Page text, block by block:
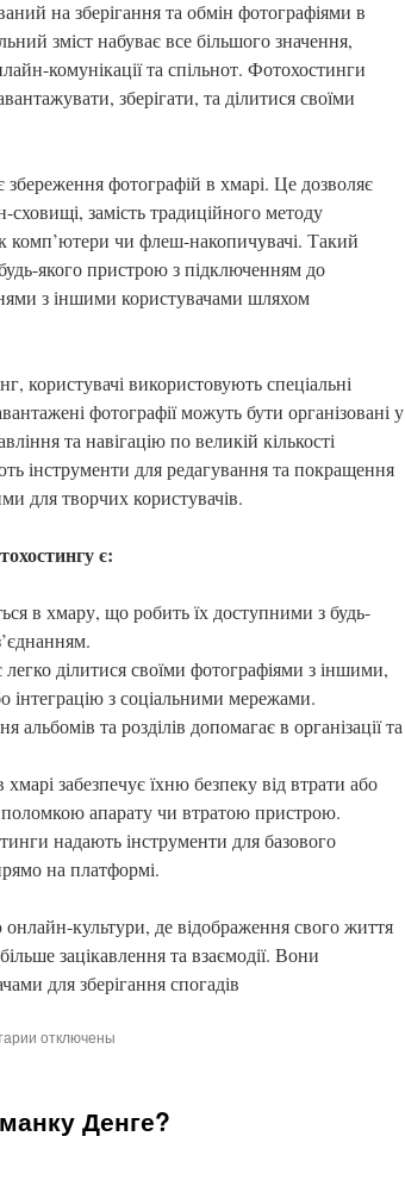
на зберігання та обмін фотографіями в
зміст набуває все більшого значення,
комунікації та спільнот. Фотохостинги
зберігати, та ділитися своїми
фотографій в хмарі. Це дозволяє
сховищі, замість традиційного методу
комп’ютери чи флеш-накопичувачі. Такий
якого пристрою з підключенням до
з іншими користувачами шляхом
користувачі використовують спеціальні
фотографії можуть бути організовані у
та навігацію по великій кількості
інструменти для редагування та покращення
для творчих користувачів.
є:
в хмару, що робить їх доступними з будь-
ділитися своїми фотографіями з іншими,
інтеграцію з соціальними мережами.
та розділів допомагає в організації та
забезпечує їхню безпеку від втрати або
апарату чи втратою пристрою.
надають інструменти для базового
на платформі.
культури, де відображення свого життя
зацікавлення та взаємодії. Вони
для зберігання спогадів
к
фотохостинг?
отключены
Денге?